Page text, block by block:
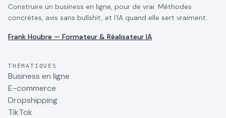
Construire un business en ligne, pour de vrai. Méthodes
concrètes, avis sans bullshit, et l'IA quand elle sert vraiment.
Frank Houbre — Formateur & Réalisateur IA
THÉMATIQUES
Business en ligne
E-commerce
Dropshipping
TikTok